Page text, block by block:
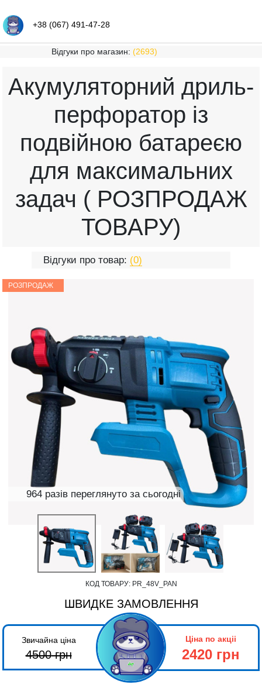
+38 (067) 491-47-28
Відгуки про магазин: (2693)
Акумуляторний дриль-
перфоратор із
подвійною батареєю
для максимальних
задач ( РОЗПРОДАЖ
ТОВАРУ)
Відгуки про товар: (0)
РОЗПРОДАЖ
964 разів переглянуто за сьогодні
КОД ТОВАРУ: PR_48V_PAN
ШВИДКЕ ЗАМОВЛЕННЯ
Звичайна ціна
4500грн
Ціна по акціі
2420 грн